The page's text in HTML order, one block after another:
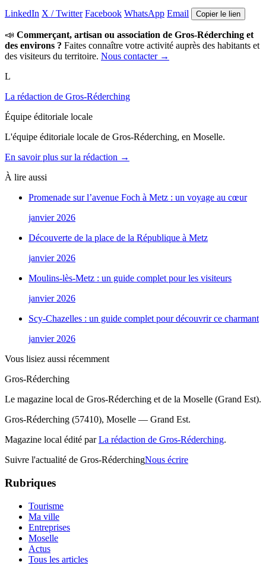
LinkedIn X / Twitter Facebook WhatsApp Email Copier le lien
📣 Commerçant, artisan ou association de Gros-Réderching et
des environs ? Faites connaître votre activité auprès des habitants et
des visiteurs du territoire. Nous contacter →
L
La rédaction de Gros-Réderching
Équipe éditoriale locale
L'équipe éditoriale locale de Gros-Réderching, en Moselle.
En savoir plus sur la rédaction →
À lire aussi
Promenade sur l’avenue Foch à Metz : un voyage au cœur
janvier 2026
Découverte de la place de la République à Metz
janvier 2026
Moulins-lès-Metz : un guide complet pour les visiteurs
janvier 2026
Scy-Chazelles : un guide complet pour découvrir ce charmant
janvier 2026
Vous lisiez aussi récemment
Gros-Réderching
Le magazine local de Gros-Réderching et de la Moselle (Grand Est).
Gros-Réderching (57410), Moselle — Grand Est.
Magazine local édité parLa rédaction de Gros-Réderching.
Suivre l'actualité de Gros-RéderchingNous écrire
Rubriques
Tourisme
Ma ville
Entreprises
Moselle
Actus
Tous les articles